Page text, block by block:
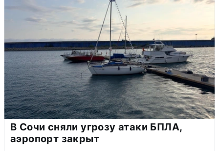
В Сочи сняли угрозу атаки БПЛА,
аэропорт закрыт